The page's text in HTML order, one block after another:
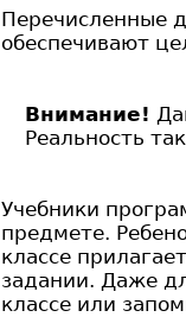
Перечисленные
обеспечивают
Внимание!
Реальность
Учебники
предмете.
классе
задании. Даже
классе или